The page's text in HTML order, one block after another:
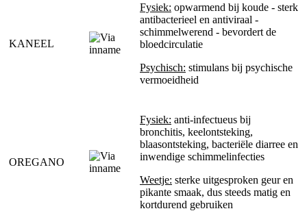
KANEEL
Fysiek: opwarmend bij koude - sterk
antibacterieel en antiviraal -
schimmelwerend - bevordert de
bloedcirculatie
Psychisch: stimulans bij psychische
vermoeidheid
OREGANO
Fysiek: anti-infectueus bij
bronchitis, keelontsteking,
blaasontsteking, bacteriële diarree en
inwendige schimmelinfecties
Weetje: sterke uitgesproken geur en
pikante smaak, dus steeds matig en
kortdurend gebruiken